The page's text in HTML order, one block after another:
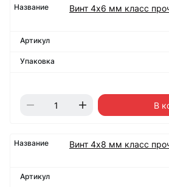
Винт 4х6 мм класс
В
Винт 4х8 мм класс